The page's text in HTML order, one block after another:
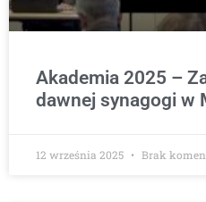
Akademia 2025 –
dawnej synagogi w
12 września 2025 Brak